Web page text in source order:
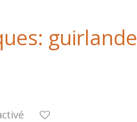
guirlande